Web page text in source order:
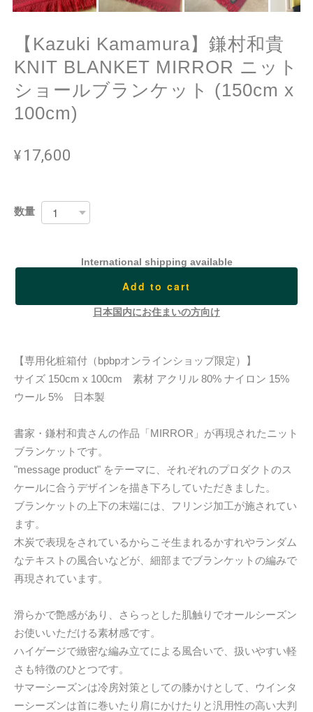
【Kazuki Kamamura】鎌村和貴
KNIT BLANKET MIRROR ニット
ショールブランケット (150cm x
100cm)
¥17,600
数量
International shipping available
Add to cart
日本国内にお住まいの方向け
【専用化粧箱付（bpbpオンラインショップ限定）】
サイズ 150cm x 100cm 素材 アクリル 80% ナイロン 15%
ウール 5% 日本製
書家・鎌村和貴さんの作品「MIRROR」が再現されたニット
ブランケットです。
"message product" をテーマに、それぞれのプロダクトのス
ケールに合うデザインを描き下ろしていただきました。
ブランケットの上下の末端には、フリンジ加工が施されてい
ます。
木炭で表現をされているからこそ生まれるかすれやランダム
なテキストの風合いなどが、細部までブランケットの編みで
再現されています。
滑らかで艶感があり、さらっとした肌触りでオールシーズン
お使いいただける素材感です。
ハイゲージで緻密な編み立てによる風合いで、扱いやすい軽
さも特徴のひとつです。
サマーシーズンは冷房対策としての膝かけとして、ウインタ
ーシーズンは首に巻いたり肩にかけたりと汎用性の高い大判